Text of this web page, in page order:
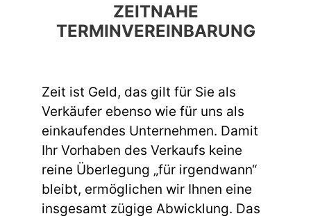
ZEITNAHE
TERMINVEREINBARUNG
Zeit ist Geld, das gilt für Sie als
Verkäufer ebenso wie für uns als
einkaufendes Unternehmen. Damit
Ihr Vorhaben des Verkaufs keine
reine Überlegung „für irgendwann“
bleibt, ermöglichen wir Ihnen eine
insgesamt zügige Abwicklung. Das